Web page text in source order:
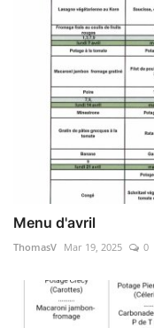
Menu d'avril
ThomasV Mar 19, 2025 0